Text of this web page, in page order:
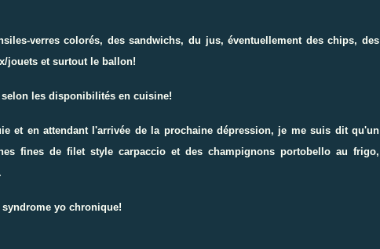
verres colorés, des sandwichs, du jus, éventuellement des chips, des
jouets et surtout le ballon!
les disponibilités en cuisine!
et en attendant l'arrivée de la prochaine dépression, je me suis dit qu'un
fines de filet style carpaccio et des champignons portobello au frigo,
yo chronique!